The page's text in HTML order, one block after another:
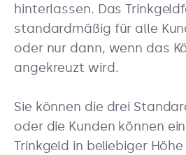
hinterlassen. Das
standardmäßig für alle
oder nur dann, wenn das
angekreuzt wird.
Sie können die drei
oder die Kunden können
Trinkgeld in beliebiger